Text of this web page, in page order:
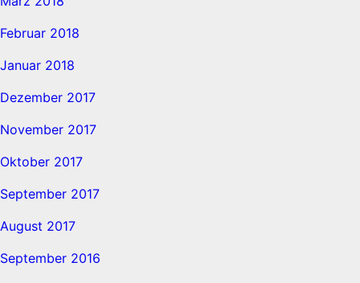
Februar 2018
Januar 2018
Dezember 2017
November 2017
Oktober 2017
September 2017
August 2017
September 2016